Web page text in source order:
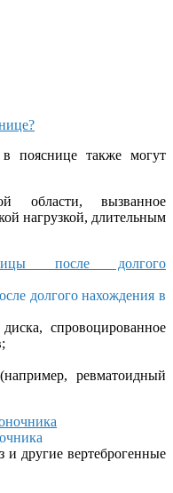
пояснице также могут
области, вызванное
нагрузкой, длительным
долгого нахождения в
спровоцированное
ревматоидный
и другие вертеброгенные